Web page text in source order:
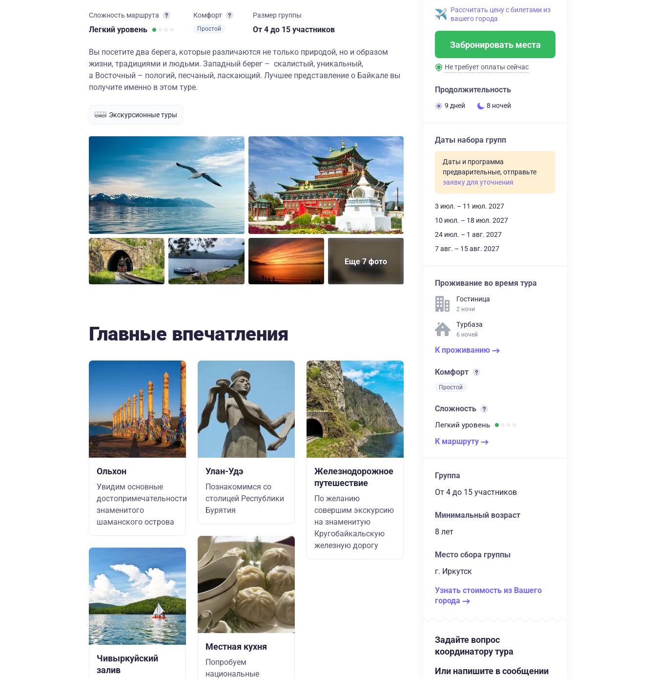
Сложность маршрута
Легкий уровень
Комфорт
Простой
Размер группы
От 4 до 15 участников
Вы посетите два берега, которые различаются не только природой, но и образом
жизни, традициями и людьми. Западный берег – скалистый, уникальный,
а Восточный – пологий, песчаный, ласкающий. Лучшее представление о Байкале вы
получите именно в этом туре.
Экскурсионные туры
Еще 7 фото
Главные впечатления
Ольхон
Увидим основные
достопримечательности
знаменитого
шаманского острова
Чивыркуйский
залив
Улан-Удэ
Познакомимся со
столицей Республики
Бурятия
Местная кухня
Попробуем
национальные
Железнодорожное
путешествие
По желанию
совершим экскурсию
на знаменитую
Кругобайкальскую
железную дорогу
Рассчитать цену с билетами из
вашего города
Забронировать места
Не требует оплаты сейчас
Продолжительность
9 дней 8 ночей
Даты набора групп
Даты и программа
предварительные, отправьте
заявку для уточнения
3 июл. – 11 июл. 2027
10 июл. – 18 июл. 2027
24 июл. – 1 авг. 2027
7 авг. – 15 авг. 2027
Проживание во время тура
Гостиница
2 ночи
Турбаза
6 ночей
К проживанию
Комфорт
Простой
Сложность
Легкий уровень
К маршруту
Группа
От 4 до 15 участников
Минимальный возраст
8 лет
Место сбора группы
г. Иркутск
Узнать стоимость из Вашего
города
Задайте вопрос
координатору тура
Или напишите в сообщении